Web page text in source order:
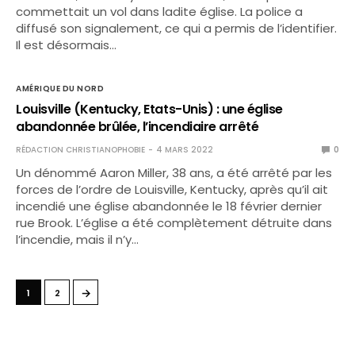
commettait un vol dans ladite église. La police a
diffusé son signalement, ce qui a permis de l’identifier.
Il est désormais…
AMÉRIQUE DU NORD
Louisville (Kentucky, Etats-Unis) : une église
abandonnée brûlée, l’incendiaire arrêté
RÉDACTION CHRISTIANOPHOBIE 4 MARS 2022 0
Un dénommé Aaron Miller, 38 ans, a été arrêté par les
forces de l’ordre de Louisville, Kentucky, après qu’il ait
incendié une église abandonnée le 18 février dernier
rue Brook. L’église a été complètement détruite dans
l’incendie, mais il n’y…
1 2 →